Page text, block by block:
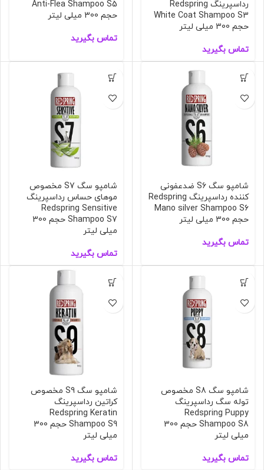
رداسپرینگ Redspring
White Coat Shampoo S3
حجم 300 میلی لیتر
تماس بگیرید
Anti-Flea Shampoo S5
حجم 300 میلی لیتر
تماس بگیرید
شامپو سگ S6 ضدعفونی
کننده رداسپرینگ Redspring
Mano silver Shampoo S6
حجم 300 میلی لیتر
تماس بگیرید
شامپو سگ S7 مخصوص
مو‌های حساس رداسپرینگ
Redspring Sensitive
Shampoo S7 حجم 300
میلی لیتر
تماس بگیرید
شامپو سگ S8 مخصوص
توله سگ رداسپرینگ
Redspring Puppy
Shampoo S8 حجم 300
میلی لیتر
تماس بگیرید
شامپو سگ S9 مخصوص
کراتین رداسپرینگ
Redspring Keratin
Shampoo S9 حجم 300
میلی لیتر
تماس بگیرید